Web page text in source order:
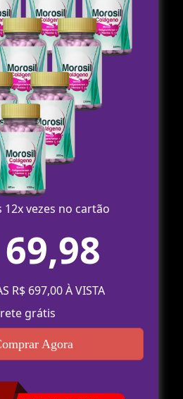
12x vezes no cartão
R$ 697,00 À VISTA
grátis
Agora